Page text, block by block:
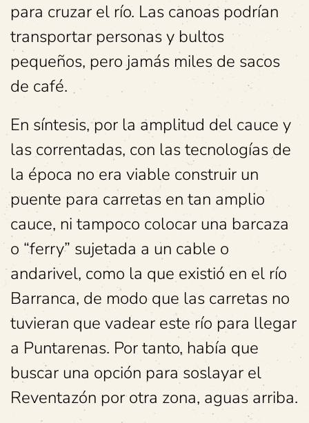
para cruzar el río. Las canoas podrían
transportar personas y bultos
pequeños, pero jamás miles de sacos
de café.
En síntesis, por la amplitud del cauce y
las correntadas, con las tecnologías de
la época no era viable construir un
puente para carretas en tan amplio
cauce, ni tampoco colocar una barcaza
o “ferry” sujetada a un cable o
andarivel, como la que existió en el río
Barranca, de modo que las carretas no
tuvieran que vadear este río para llegar
a Puntarenas. Por tanto, había que
buscar una opción para soslayar el
Reventazón por otra zona, aguas arriba.